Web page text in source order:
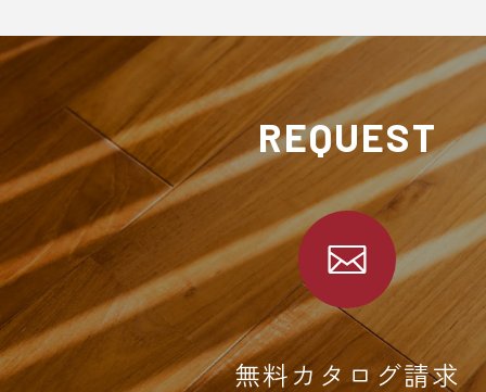
REQUEST
無料カタログ請求